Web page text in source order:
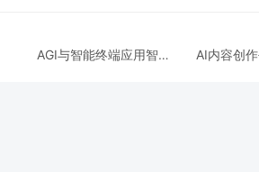
AGI与智能终端应用智平
AI内容创